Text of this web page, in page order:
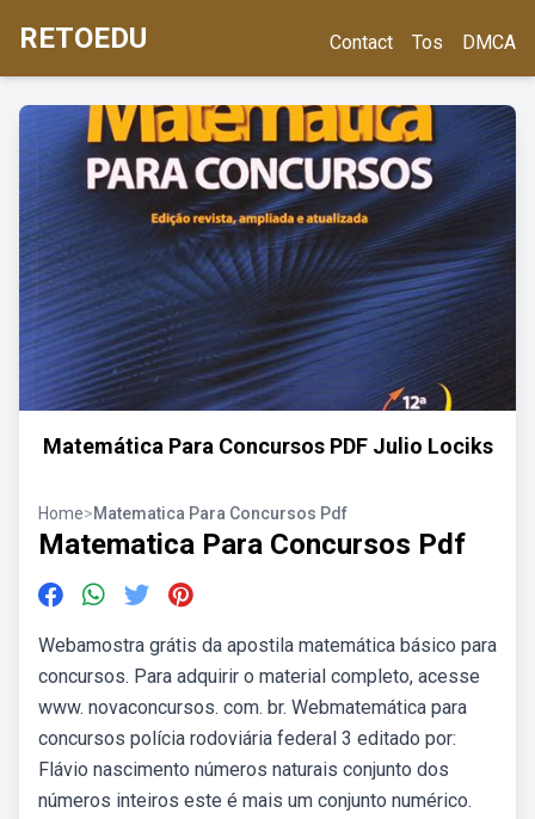
RETOEDU Contact Tos DMCA
Matemática Para Concursos PDF Julio Lociks
Home>Matematica Para Concursos Pdf
Matematica Para Concursos Pdf
Webamostra grátis da apostila matemática básico para
concursos. Para adquirir o material completo, acesse
www. novaconcursos. com. br. Webmatemática para
concursos polícia rodoviária federal 3 editado por:
Flávio nascimento números naturais conjunto dos
números inteiros este é mais um conjunto numérico.